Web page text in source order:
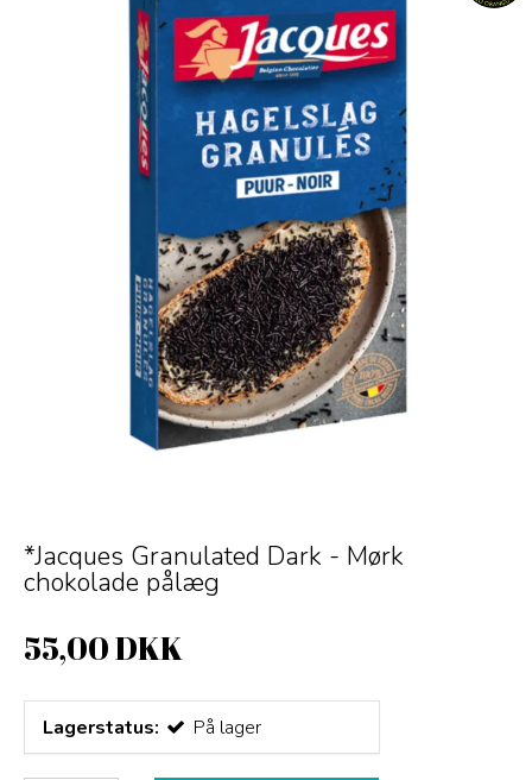
*Jacques Granulated Dark - Mørk
chokolade pålæg
55,00 DKK
Lagerstatus: På lager